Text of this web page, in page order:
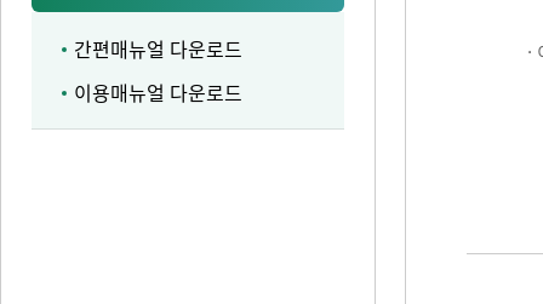
간편매뉴얼 다운로드
이용매뉴얼 다운로드
·